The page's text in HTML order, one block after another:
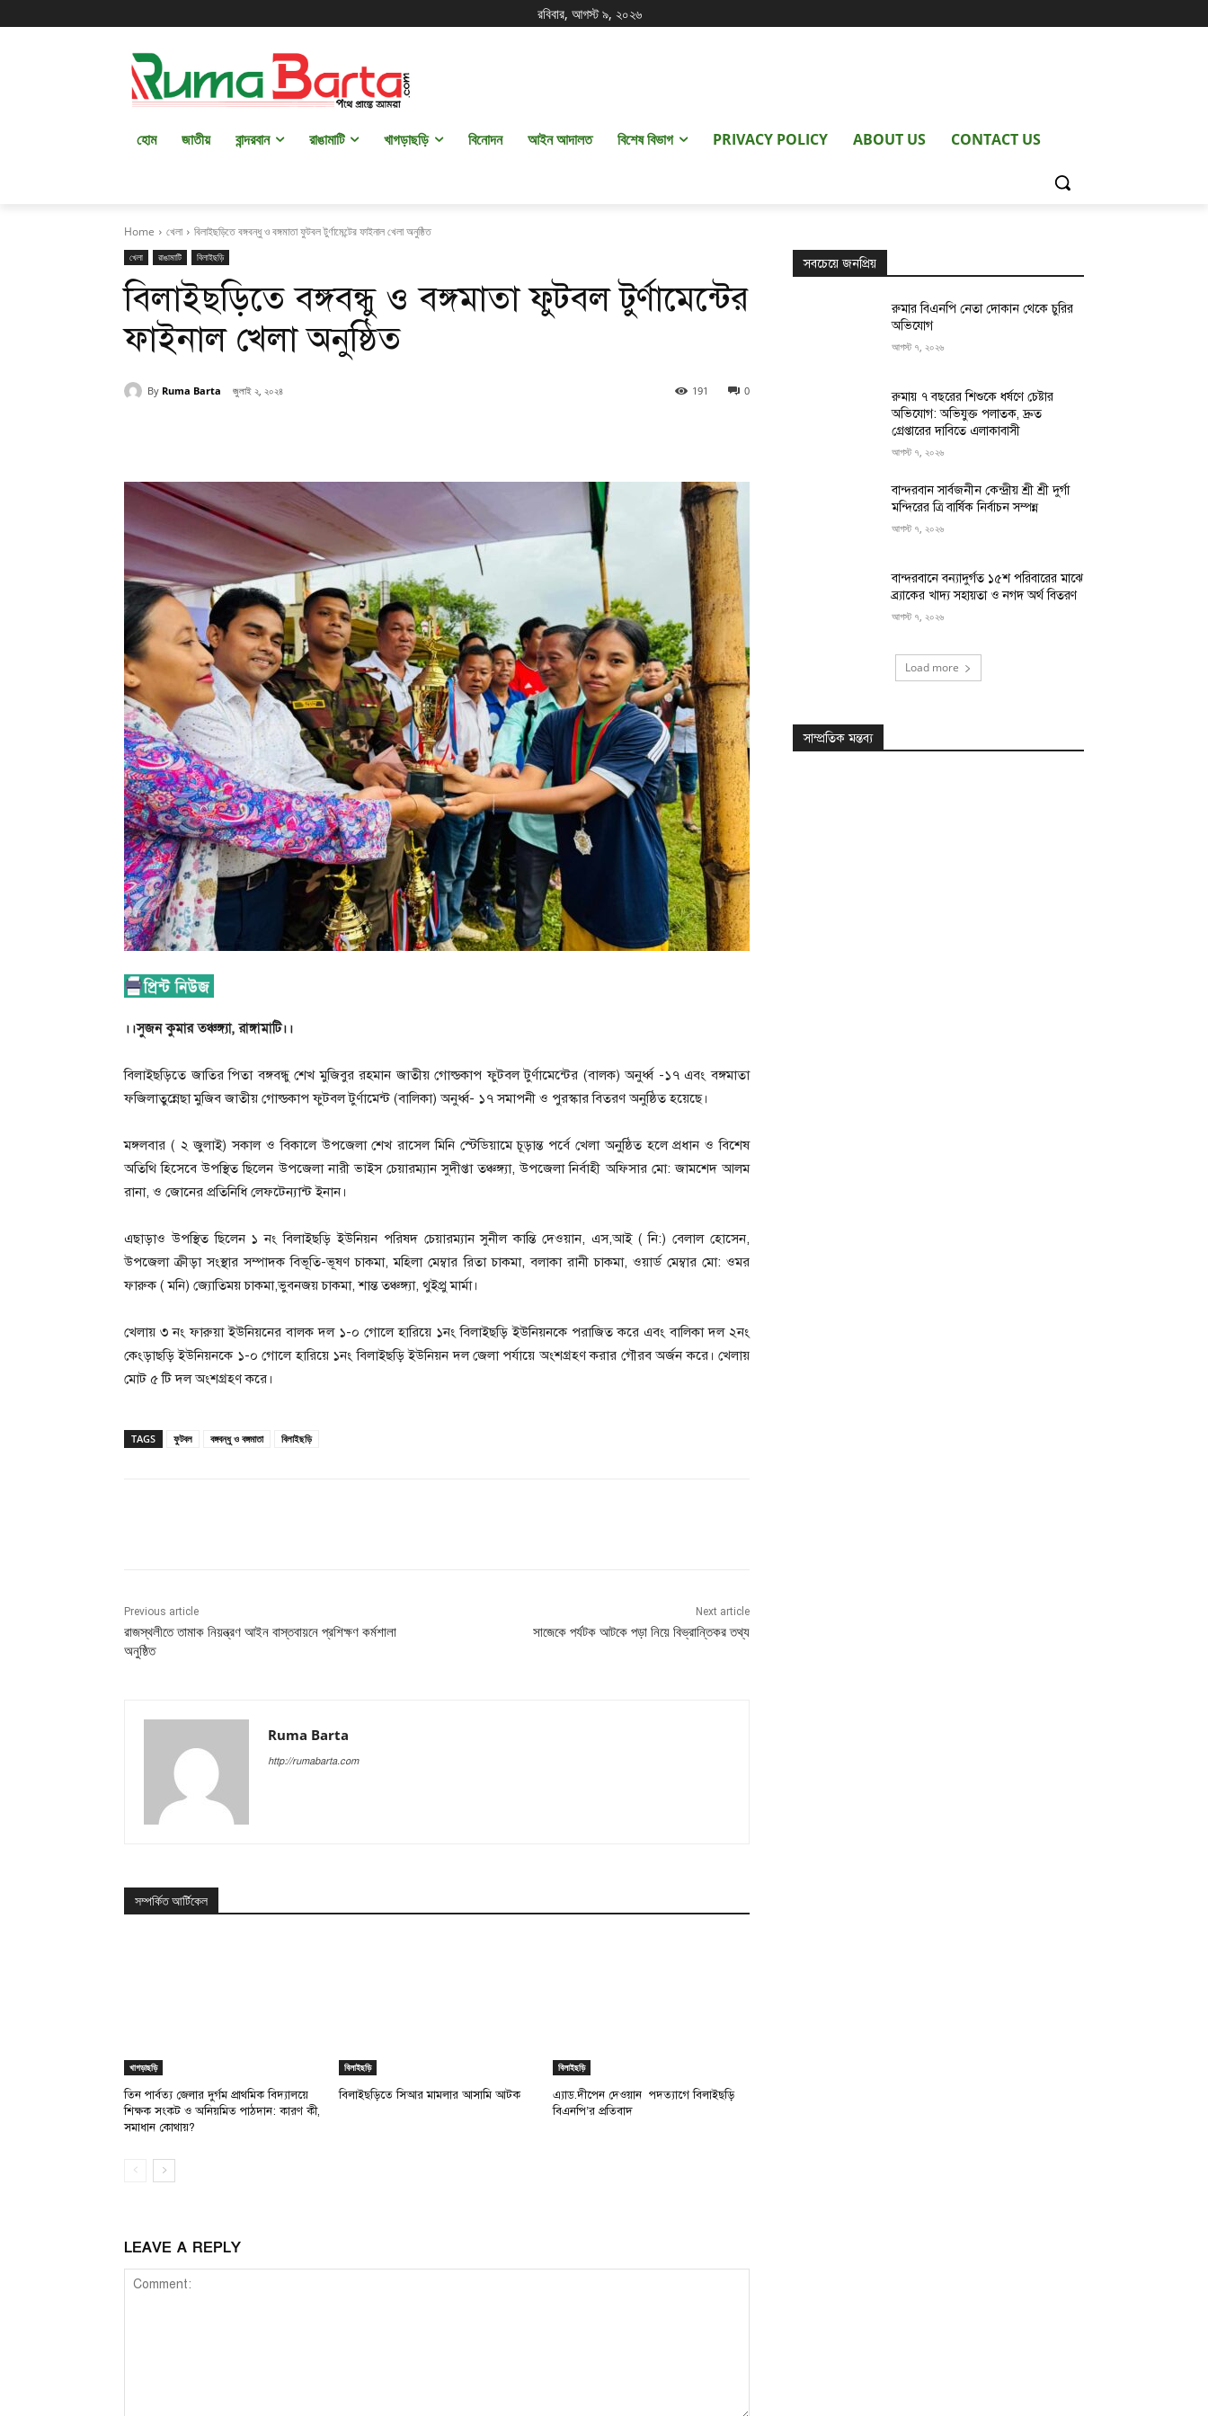
রবিবার, আগস্ট ৯, ২০২৬
হোম জাতীয় বান্দরবান রাঙামাটি খাগড়াছড়ি বিনোদন আইন আদালত বিশেষ বিভাগ PRIVACY POLICY ABOUT US CONTACT US
Home খেলা বিলাইছড়িতে বঙ্গবন্ধু ও বঙ্গমাতা ফুটবল টুর্ণামেন্টের ফাইনাল খেলা অনুষ্ঠিত
খেলা রাঙামাটি বিলাইছড়ি
বিলাইছড়িতে বঙ্গবন্ধু ও বঙ্গমাতা ফুটবল টুর্ণামেন্টের
ফাইনাল খেলা অনুষ্ঠিত
By Ruma Barta জুলাই ২, ২০২৪ 0
191
।।সুজন কুমার তঞ্চঙ্গ্যা, রাঙ্গামাটি।।
বিলাইছড়িতে জাতির পিতা বঙ্গবন্ধু শেখ মুজিবুর রহমান জাতীয় গোল্ডকাপ ফুটবল টুর্ণামেন্টের (বালক) অনুর্ধ্ব -১৭ এবং বঙ্গমাতা
ফজিলাতুন্নেছা মুজিব জাতীয় গোল্ডকাপ ফুটবল টুর্ণামেন্ট (বালিকা) অনুর্ধ্ব- ১৭ সমাপনী ও পুরস্কার বিতরণ অনুষ্ঠিত হয়েছে।
মঙ্গলবার ( ২ জুলাই) সকাল ও বিকালে উপজেলা শেখ রাসেল মিনি স্টেডিয়ামে চূড়ান্ত পর্বে খেলা অনু্ষ্ঠিত হলে প্রধান ও বিশেষ
অতিথি হিসেবে উপস্থিত ছিলেন উপজেলা নারী ভাইস চেয়ারম্যান সুদীপ্তা তঞ্চঙ্গ্যা, উপজেলা নির্বাহী অফিসার মো: জামশেদ আলম
রানা, ও জোনের প্রতিনিধি লেফটেন্যান্ট ইনান।
এছাড়াও উপস্থিত ছিলেন ১ নং বিলাইছড়ি ইউনিয়ন পরিষদ চেয়ারম্যান সুনীল কান্তি দেওয়ান, এস,আই ( নি:) বেলাল হোসেন,
উপজেলা ক্রীড়া সংস্থার সম্পাদক বিভূতি-ভূষণ চাকমা, মহিলা মেম্বার রিতা চাকমা, বলাকা রানী চাকমা, ওয়ার্ড মেম্বার মো: ওমর
ফারুক ( মনি) জ্যোতিময় চাকমা,ভুবনজয় চাকমা, শান্ত তঞ্চঙ্গ্যা, থুইপ্রু মার্মা।
খেলায় ৩ নং ফারুয়া ইউনিয়নের বালক দল ১-০ গোলে হারিয়ে ১নং বিলাইছড়ি ইউনিয়নকে পরাজিত করে এবং বালিকা দল ২নং
কেংড়াছড়ি ইউনিয়নকে ১-০ গোলে হারিয়ে ১নং বিলাইছড়ি ইউনিয়ন দল জেলা পর্যায়ে অংশগ্রহণ করার গৌরব অর্জন করে। খেলায়
মোট ৫ টি দল অংশগ্রহণ করে।
TAGS ফুটবল বঙ্গবন্ধু ও বঙ্গমাতা বিলাইছড়ি
Previous article
রাজস্থলীতে তামাক নিয়ন্ত্রণ আইন বাস্তবায়নে প্রশিক্ষণ কর্মশালা
অনুষ্ঠিত
Next article
সাজেকে পর্যটক আটকে পড়া নিয়ে বিভ্রান্তিকর তথ্য
Ruma Barta
http://rumabarta.com
সম্পর্কিত আর্টিকেল
খাগড়াছড়ি
তিন পার্বত্য জেলার দুর্গম প্রাথমিক বিদ্যালয়ে
শিক্ষক সংকট ও অনিয়মিত পাঠদান: কারণ কী,
সমাধান কোথায়?
বিলাইছড়ি
বিলাইছড়িতে সিআর মামলার আসামি আটক
বিলাইছড়ি
এ্যাড.দীপেন দেওয়ান পদত্যাগে বিলাইছড়ি
বিএনপি’র প্রতিবাদ
LEAVE A REPLY
সবচেয়ে জনপ্রিয়
রুমার বিএনপি নেতা দোকান থেকে চুরির
অভিযোগ
আগস্ট ৭, ২০২৬
রুমায় ৭ বছরের শিশুকে ধর্ষণে চেষ্টার
অভিযোগ: অভিযুক্ত পলাতক, দ্রুত
গ্রেপ্তারের দাবিতে এলাকাবাসী
আগস্ট ৭, ২০২৬
বান্দরবান সার্বজনীন কেন্দ্রীয় শ্রী শ্রী দুর্গা
মন্দিরের ত্রি বার্ষিক নির্বাচন সম্পন্ন
আগস্ট ৭, ২০২৬
বান্দরবানে বন্যাদুর্গত ১৫শ পরিবারের মাঝে
ব্র্যাকের খাদ্য সহায়তা ও নগদ অর্থ বিতরণ
আগস্ট ৭, ২০২৬
Load more
সাম্প্রতিক মন্তব্য